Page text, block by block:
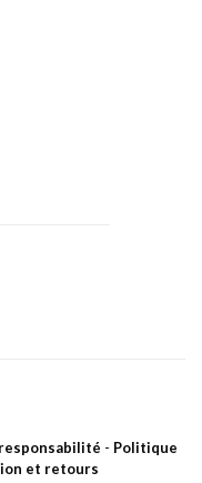
- Politique
et retours